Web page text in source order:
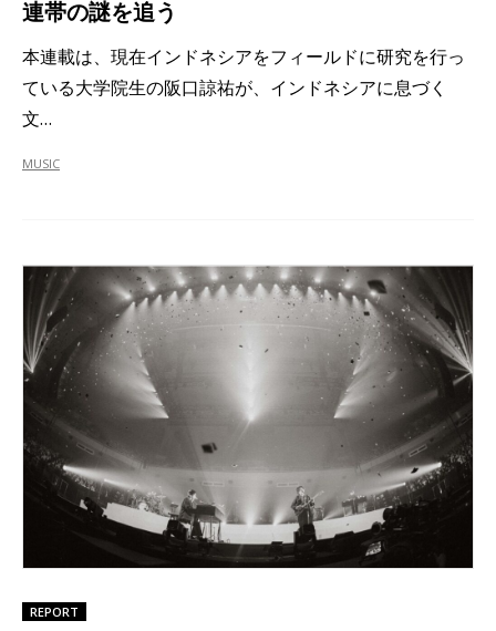
連帯の謎を追う
本連載は、現在インドネシアをフィールドに研究を行っ
ている大学院生の阪口諒祐が、インドネシアに息づく
文…
MUSIC
REPORT